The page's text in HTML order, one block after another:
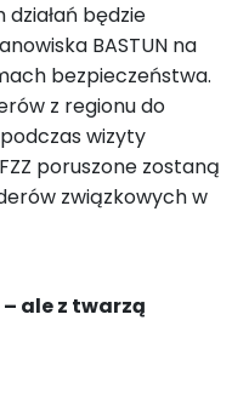
będzie
BASTUN na
bezpieczeństwa.
z regionu do
wizyty
poruszone zostaną
związkowych w
ale z twarzą